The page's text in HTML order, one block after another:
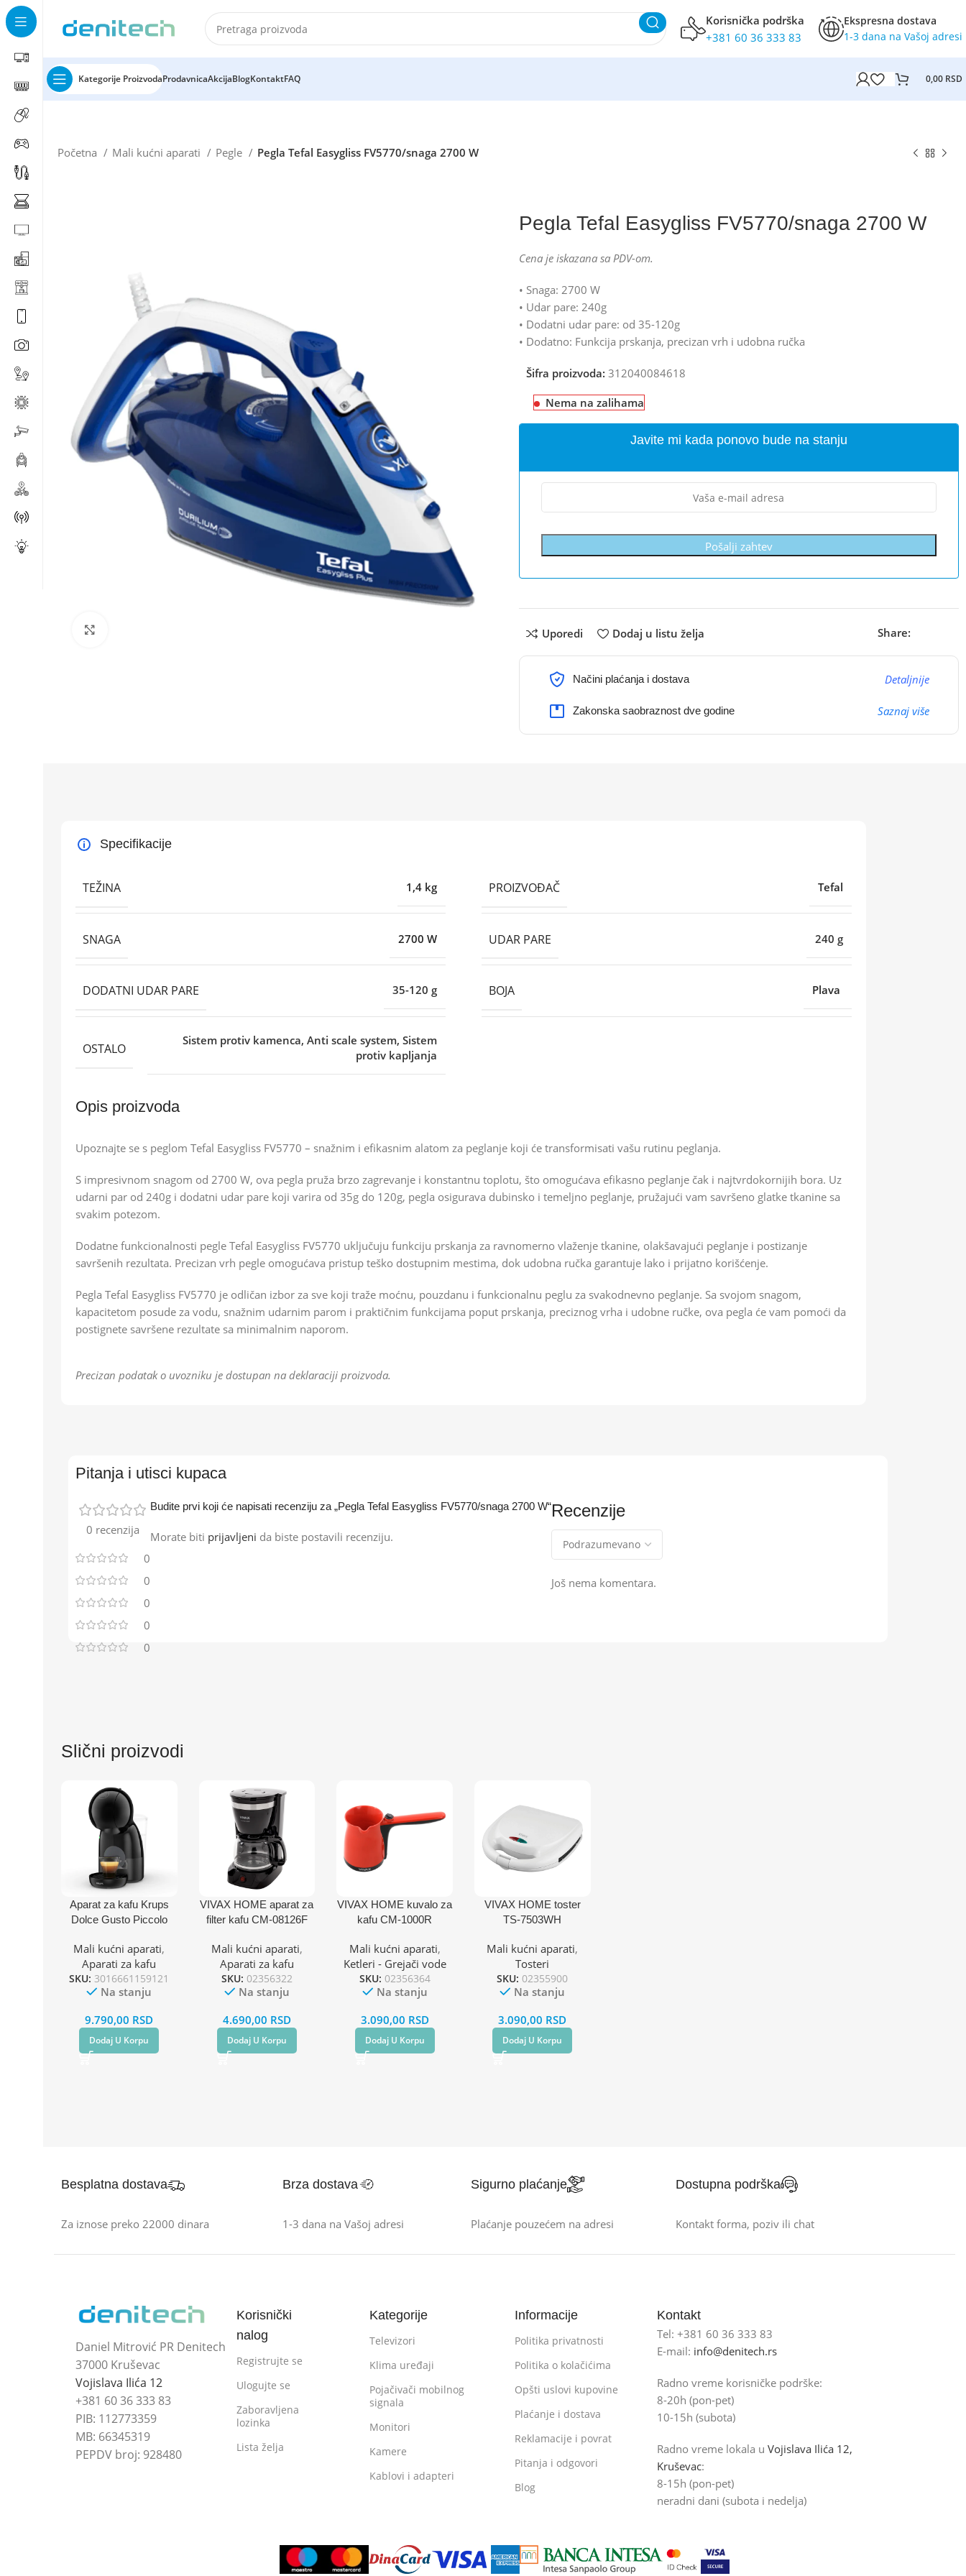
Korisnička podrška
+381 60 36 333 83
Ekspresna dostava
1-3 dana na Vašoj adresi
Kategorije ProizvodaProdavnicaAkcijaBlogKontaktFAQ 0,00 RSD
Početna Mali kućni aparati Pegle Pegla Tefal Easygliss FV5770/snaga 2700 W
Pegla Tefal Easygliss FV5770/snaga 2700 W
Cena je iskazana sa PDV-om.
• Snaga: 2700 W
• Udar pare: 240g
• Dodatni udar pare: od 35-120g
• Dodatno: Funkcija prskanja, precizan vrh i udobna ručka
Šifra proizvoda: 312040084618
Nema na zalihama
Javite mi kada ponovo bude na stanju
Pošalji zahtev
Uporedi Dodaj u listu želja Share:
Načini plaćanja i dostava Detaljnije
Zakonska saobraznost dve godine Saznaj više
Specifikacije
TEŽINA 1,4 kg PROIZVOĐAČ Tefal
SNAGA 2700 W UDAR PARE 240 g
DODATNI UDAR PARE 35-120 g BOJA Plava
OSTALO
Sistem protiv kamenca, Anti scale system, Sistem
protiv kapljanja
Opis proizvoda
Upoznajte se s peglom Tefal Easygliss FV5770 – snažnim i efikasnim alatom za peglanje koji će transformisati vašu rutinu peglanja.
S impresivnom snagom od 2700 W, ova pegla pruža brzo zagrevanje i konstantnu toplotu, što omogućava efikasno peglanje čak i najtvrdokornijih bora. Uz
udarni par od 240g i dodatni udar pare koji varira od 35g do 120g, pegla osigurava dubinsko i temeljno peglanje, pružajući vam savršeno glatke tkanine sa
svakim potezom.
Dodatne funkcionalnosti pegle Tefal Easygliss FV5770 uključuju funkciju prskanja za ravnomerno vlaženje tkanine, olakšavajući peglanje i postizanje
savršenih rezultata. Precizan vrh pegle omogućava pristup teško dostupnim mestima, dok udobna ručka garantuje lako i prijatno korišćenje.
Pegla Tefal Easygliss FV5770 je odličan izbor za sve koji traže moćnu, pouzdanu i funkcionalnu peglu za svakodnevno peglanje. Sa svojom snagom,
kapacitetom posude za vodu, snažnim udarnim parom i praktičnim funkcijama poput prskanja, preciznog vrha i udobne ručke, ova pegla će vam pomoći da
postignete savršene rezultate sa minimalnim naporom.
Precizan podatak o uvozniku je dostupan na deklaraciji proizvoda.
Pitanja i utisci kupaca
0 recenzija
0
0
0
0
0
Recenzije
Još nema komentara.
Budite prvi koji će napisati recenziju za „Pegla Tefal Easygliss FV5770/snaga 2700 W“
Morate biti prijavljeni da biste postavili recenziju.
Slični proizvodi
Aparat za kafu Krups
Dolce Gusto Piccolo
Mali kućni aparati,
Aparati za kafu
SKU: 3016661159121
Na stanju
9.790,00 RSD
Dodaj U Korpu
VIVAX HOME aparat za
filter kafu CM-08126F
Mali kućni aparati,
Aparati za kafu
SKU: 02356322
Na stanju
4.690,00 RSD
Dodaj U Korpu
VIVAX HOME kuvalo za
kafu CM-1000R
Mali kućni aparati,
Ketleri - Grejači vode
SKU: 02356364
Na stanju
3.090,00 RSD
Dodaj U Korpu
VIVAX HOME toster
TS-7503WH
Mali kućni aparati,
Tosteri
SKU: 02355900
Na stanju
3.090,00 RSD
Dodaj U Korpu
Besplatna dostava
Za iznose preko 22000 dinara
Brza dostava
1-3 dana na Vašoj adresi
Sigurno plaćanje
Plaćanje pouzećem na adresi
Dostupna podrška
Kontakt forma, poziv ili chat
Daniel Mitrović PR Denitech
37000 Kruševac
Vojislava Ilića 12
+381 60 36 333 83
PIB: 112773359
MB: 66345319
PEPDV broj: 928480
Korisnički
nalog
Registrujte se
Ulogujte se
Zaboravljena
lozinka
Lista želja
Kategorije
Televizori
Klima uređaji
Pojačivači mobilnog
signala
Monitori
Kamere
Kablovi i adapteri
Informacije
Politika privatnosti
Politika o kolačićima
Opšti uslovi kupovine
Plaćanje i dostava
Reklamacije i povrat
Pitanja i odgovori
Blog
Kontakt
Tel: +381 60 36 333 83
E-mail: info@denitech.rs
Radno vreme korisničke podrške:
8-20h (pon-pet)
10-15h (subota)
Radno vreme lokala u Vojislava Ilića 12,
Kruševac:
8-15h (pon-pet)
neradni dani (subota i nedelja)